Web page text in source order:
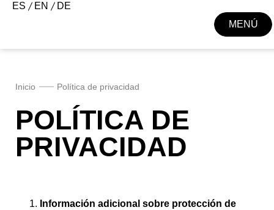
ES EN
DE
MENÚ
CERRAR
Inicio Política de privacidad
POLÍTICA DE
PRIVACIDAD
Información adicional sobre protección de